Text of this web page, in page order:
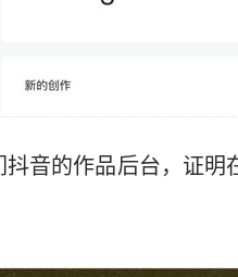
音的作品后台，证